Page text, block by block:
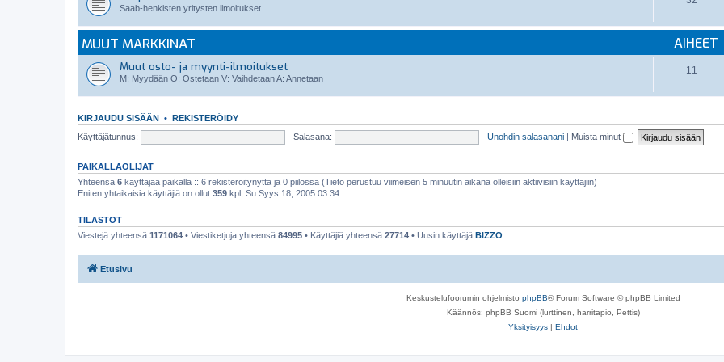
Saab-henkisten yritysten ilmoitukset
MUUT MARKKINAT AIHEET
Muut osto- ja myynti-ilmoitukset
M: Myydään O: Ostetaan V: Vaihdetaan A: Annetaan
11
KIRJAUDU SISÄÄN • REKISTERÖIDY
Käyttäjätunnus:
Salasana: Unohdin salasanani | Muista minut
PAIKALLAOLIJAT
Yhteensä 6 käyttäjää paikalla :: 6 rekisteröitynyttä ja 0 piilossa (Tieto perustuu viimeisen 5 minuutin aikana olleisiin aktiivisiin käyttäjiin)
Eniten yhtaikaisia käyttäjiä on ollut 359 kpl, Su Syys 18, 2005 03:34
TILASTOT
Viestejä yhteensä 1171064 • Viestiketjuja yhteensä 84995 • Käyttäjiä yhteensä 27714 • Uusin käyttäjä BIZZO
Etusivu
Keskustelufoorumin ohjelmisto phpBB® Forum Software © phpBB Limited
Käännös: phpBB Suomi (lurttinen, harritapio, Pettis)
Yksityisyys | Ehdot